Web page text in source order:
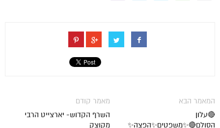
מאמר קודם
השרף הקדוש- יארצייט הרבי
מקוצק
המאמר הבא
🔴עלון
הסולם🔴✨משפטים✨הפצה✨